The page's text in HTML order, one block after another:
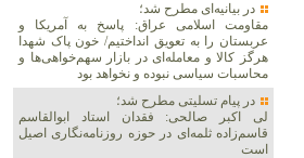
در بیانیه‌ای مطرح شد؛
مقاومت اسلامی عراق: پاسخ به آمریکا و
عربستان را به تعویق انداختیم/ خون پاک شهدا
هرگز کالا و معامله‌ای در بازار سهم‌خواهی‌ها و
محاسبات سیاسی نبوده و نخواهد بود
در پیام تسلیتی مطرح شد؛
لی اکبر صالحی: فقدان استاد ابوالقاسم
قاسم‌زاده ثلمه‌ای در حوزه روزنامه‌نگاری اصیل
است